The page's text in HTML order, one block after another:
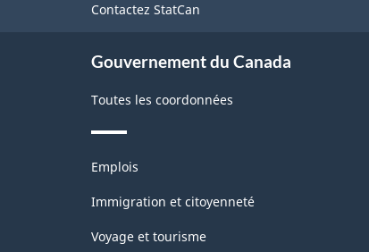
Contactez StatCan
Gouvernement du Canada
Toutes les coordonnées
Thèmes
sujets
Emplois
Immigration et citoyenneté
Voyage et tourisme